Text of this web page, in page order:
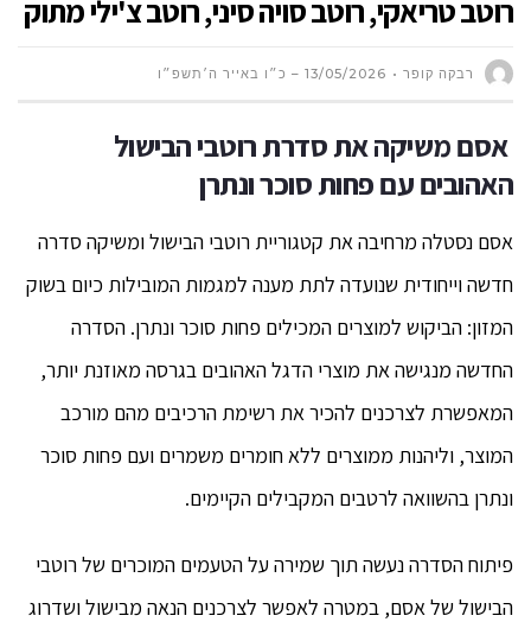
רוטב טריאקי, רוטב סויה סיני, רוטב צ'ילי מתוק
רבקה קופר 13/05/2026 – כ״ו באייר ה׳תשפ״ו
אסם משיקה את סדרת רוטבי הבישול
האהובים עם פחות סוכר ונתרן
אסם נסטלה מרחיבה את קטגוריית רוטבי הבישול ומשיקה סדרה
חדשה וייחודית שנועדה לתת מענה למגמות המובילות כיום בשוק
המזון: הביקוש למוצרים המכילים פחות סוכר ונתרן. הסדרה
החדשה מנגישה את מוצרי הדגל האהובים בגרסה מאוזנת יותר,
המאפשרת לצרכנים להכיר את רשימת הרכיבים מהם מורכב
המוצר, וליהנות ממוצרים ללא חומרים משמרים ועם פחות סוכר
ונתרן בהשוואה לרטבים המקבילים הקיימים.
פיתוח הסדרה נעשה תוך שמירה על הטעמים המוכרים של רוטבי
הבישול של אסם, במטרה לאפשר לצרכנים הנאה מבישול ושדרוג